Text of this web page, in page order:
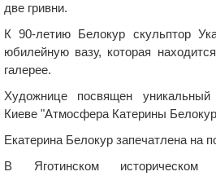
две гривни.
К 90-летию Белокур скульптор
юбилейную вазу, которая
галерее.
Художнице посвящен
Киеве "Атмосфера Катерины
Екатерина Белокур запечатлена на
В Яготинском историческом